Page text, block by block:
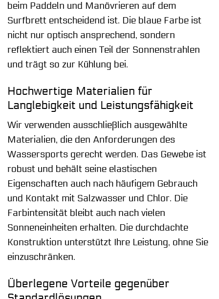
beim Paddeln und Manövrieren auf dem
Surfbrett entscheidend ist. Die blaue Farbe ist
nicht nur optisch ansprechend, sondern
reflektiert auch einen Teil der Sonnenstrahlen
und trägt so zur Kühlung bei.
Hochwertige Materialien für
Langlebigkeit und Leistungsfähigkeit
Wir verwenden ausschließlich ausgewählte
Materialien, die den Anforderungen des
Wassersports gerecht werden. Das Gewebe ist
robust und behält seine elastischen
Eigenschaften auch nach häufigem Gebrauch
und Kontakt mit Salzwasser und Chlor. Die
Farbintensität bleibt auch nach vielen
Sonneneinheiten erhalten. Die durchdachte
Konstruktion unterstützt Ihre Leistung, ohne Sie
einzuschränken.
Überlegene Vorteile gegenüber